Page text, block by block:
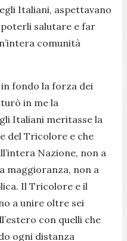
Italiani, aspettavano
salutare e far
comunità
fondo la forza dei
in me la
Italiani meritasse la
del Tricolore e che
Nazione, non a
maggioranza, non a
Il Tricolore e il
a unire oltre sei
con quelli che
ogni distanza